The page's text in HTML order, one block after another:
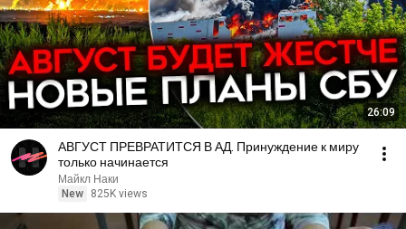
26:09
АВГУСТ ПРЕВРАТИТСЯ В АД. Принуждение к миру
только начинается
Майкл Наки
New
825K views